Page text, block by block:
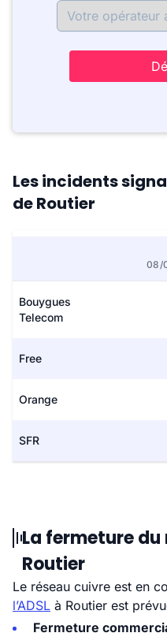
Les incidents
de Routier
08/
Bouygues
Telecom
Free
Orange
SFR
La fermeture du
Routier
Le réseau cuivre est en
l’ADSL à Routier est
Fermeture